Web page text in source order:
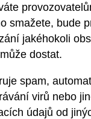
smažete, bude
jakéhokoli
dostat.
spam,
virů nebo
údajů od